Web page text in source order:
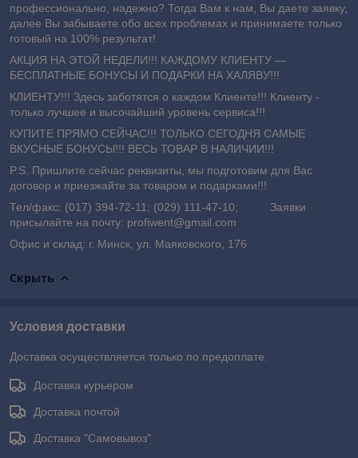
профессионально, надежно? Тогда Вам к нам, Вы даете заявку,
далее Вы забываете обо всех проблемах и принимаете только
готовый на 100% результат!
АКЦИЯ НА ЭТОЙ НЕДЕЛИ!!! КАЖДОМУ КЛИЕНТУ —
БЕСПЛАТНЫЕ БОНУСЫ И ПОДАРКИ НА ХАЛЯВУ!!!
КЛИЕНТУ!!! Здесь заботятся о каждом Клиенте!!! Клиенту -
только лучшее и высочайший уровень сервиса!!!
КУПИТЕ ПРЯМО СЕЙЧАС!!! ТОЛЬКО СЕГОДНЯ САМЫЕ
ВКУСНЫЕ БОНУСЫ!!! ВЕСЬ ТОВАР В НАЛИЧИИ!!!
P.S. Пришлите сейчас реквизиты, мы подготовим для Вас
договор и приезжайте за товаром и подарками!!!
Тел/факс: (017) 394-72-11; (029) 111-47-10; Заявки
присылайте на почту: profiwent@gmail.com
Офис и склад: г. Минск, ул. Маяковского, 176
Скрыть
Условия доставки
Доставка осуществляется только по предоплате.
Доставка курьером
Доставка почтой
Доставка "Самовывоз"